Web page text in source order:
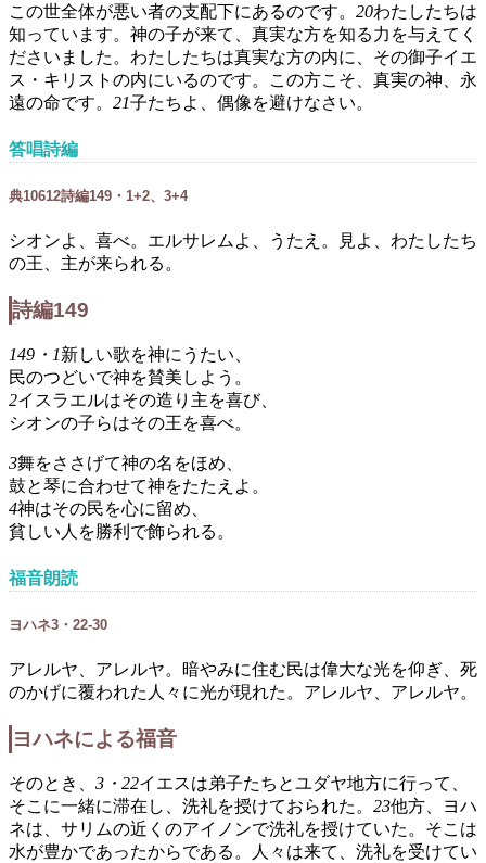
この世全体が悪い者の支配下にあるのです。 20わたしたちは
知っています。神の子が来て、真実な方を知る力を与えてく
ださいました。わたしたちは真実な方の内に、その御子イエ
ス・キリストの内にいるのです。この方こそ、真実の神、永
遠の命です。 21子たちよ、偶像を避けなさい。
答唱詩編
典10612詩編149・1+2、3+4
シオンよ、喜べ。エルサレムよ、うたえ。見よ、わたしたち
の王、主が来られる。
詩編149
149・1新しい歌を神にうたい、
民のつどいで神を賛美しよう。
2イスラエルはその造り主を喜び、
シオンの子らはその王を喜べ。
3舞をささげて神の名をほめ、
鼓と琴に合わせて神をたたえよ。
4神はその民を心に留め、
貧しい人を勝利で飾られる。
福音朗読
ヨハネ3・22-30
アレルヤ、アレルヤ。暗やみに住む民は偉大な光を仰ぎ、死
のかげに覆われた人々に光が現れた。アレルヤ、アレルヤ。
ヨハネによる福音
そのとき、 3・22イエスは弟子たちとユダヤ地方に行って、
そこに一緒に滞在し、洗礼を授けておられた。 23他方、ヨハ
ネは、サリムの近くのアイノンで洗礼を授けていた。そこは
水が豊かであったからである。人々は来て、洗礼を受けてい